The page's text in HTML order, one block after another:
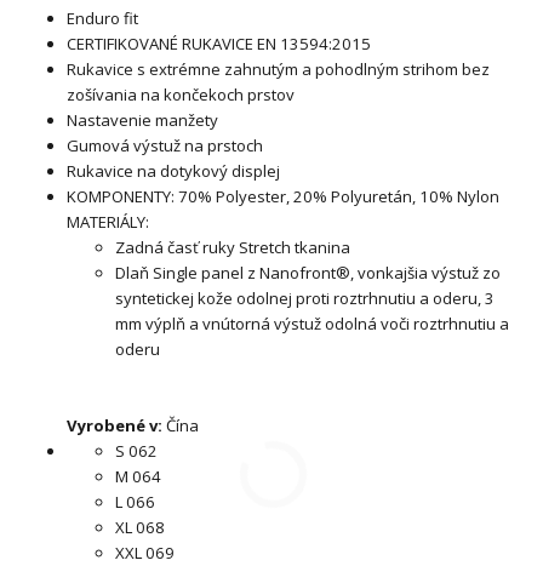
Enduro fit
CERTIFIKOVANÉ RUKAVICE EN 13594:2015
Rukavice s extrémne zahnutým a pohodlným strihom bez
zošívania na končekoch prstov
Nastavenie manžety
Gumová výstuž na prstoch
Rukavice na dotykový displej
KOMPONENTY: 70% Polyester, 20% Polyuretán, 10% Nylon
MATERIÁLY:
Zadná časť ruky Stretch tkanina
Dlaň Single panel z Nanofront®, vonkajšia výstuž zo
syntetickej kože odolnej proti roztrhnutiu a oderu, 3
mm výplň a vnútorná výstuž odolná voči roztrhnutiu a
oderu
Vyrobené v: Čína
S 062
M 064
L 066
XL 068
XXL 069